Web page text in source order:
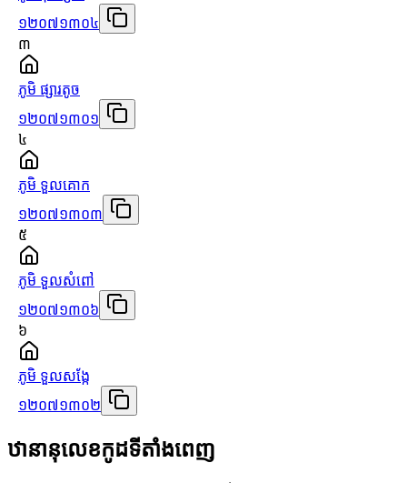
១២០៧១៣០៤
៣
ភូមិ ផ្សារតូច
១២០៧១៣០១
៤
ភូមិ ទួលគោក
១២០៧១៣០៣
៥
ភូមិ ទួលសំពៅ
១២០៧១៣០៦
៦
ភូមិ ទួលសង្កែ
១២០៧១៣០២
ឋានានុលេខកូដទីតាំងពេញ